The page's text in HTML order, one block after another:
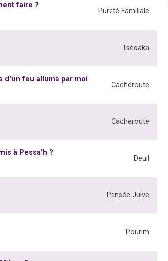
faire ?
Pureté Familiale
Tsédaka
d'un feu allumé par moi
Cacheroute
Cacheroute
à Pessa'h ?
Deuil
Pensée Juive
Pourim